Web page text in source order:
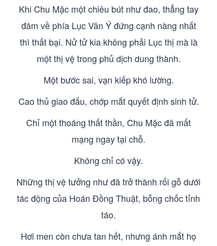
Khi Chu Mặc một chiêu bút như đao, thẳng tay
đâm về phía Lục Vãn Ý đứng cạnh nàng nhất
thì thất bại. Nử tử kia không phải Lục thị mà là
một thị vệ trong phủ dịch dung thành.
Một bước sai, vạn kiếp khó lường.
Cao thủ giao đấu, chớp mắt quyết định sinh tử.
Chỉ một thoáng thất thần, Chu Mặc đã mất
mạng ngay tại chỗ.
Không chỉ có vậy.
Những thị vệ tưởng như đã trở thành rối gỗ dưới
tác động của Hoán Đồng Thuật, bỗng chốc tỉnh
táo.
Hơi men còn chưa tan hết, nhưng ánh mắt họ